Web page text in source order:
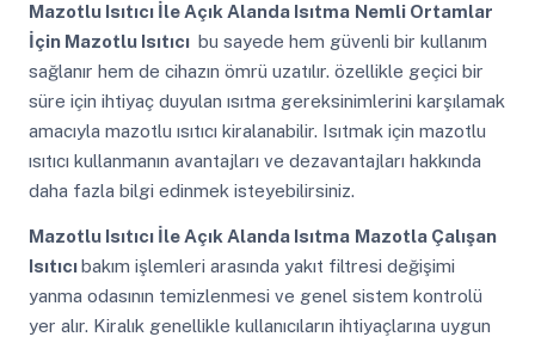
Mazotlu Isıtıcı İle Açık Alanda Isıtma Nemli Ortamlar
İçin Mazotlu Isıtıcı bu sayede hem güvenli bir kullanım
sağlanır hem de cihazın ömrü uzatılır. özellikle geçici bir
süre için ihtiyaç duyulan ısıtma gereksinimlerini karşılamak
amacıyla mazotlu ısıtıcı kiralanabilir. Isıtmak için mazotlu
ısıtıcı kullanmanın avantajları ve dezavantajları hakkında
daha fazla bilgi edinmek isteyebilirsiniz.
Mazotlu Isıtıcı İle Açık Alanda Isıtma Mazotla Çalışan
Isıtıcıbakım işlemleri arasında yakıt filtresi değişimi
yanma odasının temizlenmesi ve genel sistem kontrolü
yer alır. Kiralık genellikle kullanıcıların ihtiyaçlarına uygun